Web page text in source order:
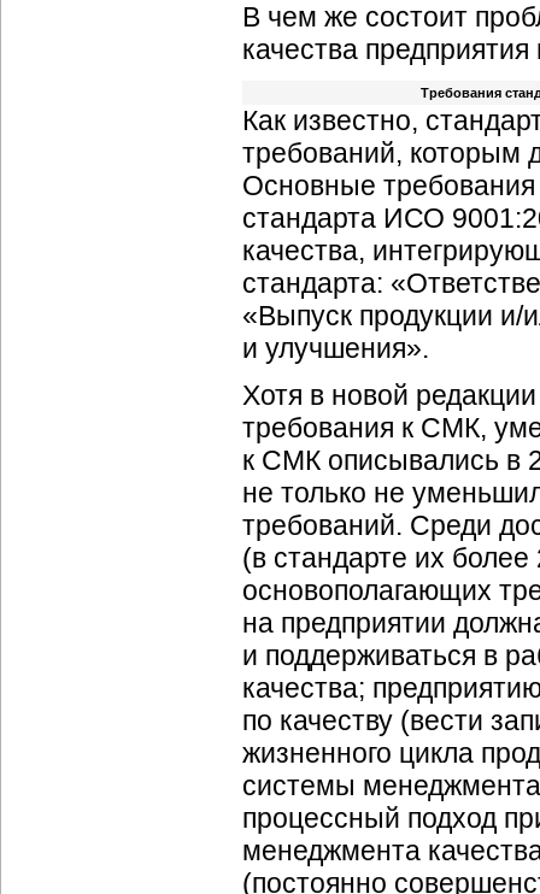
В чем же состоит
качества
Требования
Как известно,
требований, которым
Основные
стандарта ИСО
качества,
стандарта:
«Выпуск продукции и/
и улучшения».
Хотя в новой
требования к СМК,
к СМК описывались в
не только не
требований. Среди
(в стандарте их
основополагающих
на предприятии
и поддерживаться в
качества;
по качеству (вести
жизненного цикла
системы
процессный подход
менеджмента
(постоянно